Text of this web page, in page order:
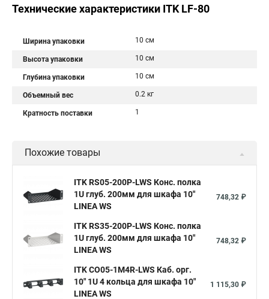
Технические характеристики ITK LF-80
Ширина упаковки 10 см
Высота упаковки 10 см
Глубина упаковки 10 см
Объемный вес 0.2 кг
Кратность поставки 1
Похожие товары
ITK RS05-200P-LWS Конс. полка
1U глуб. 200мм для шкафа 10"
LINEA WS
748,32 ₽
ITK RS35-200P-LWS Конс. полка
1U глуб. 200мм для шкафа 10"
LINEA WS
748,32 ₽
ITK CO05-1M4R-LWS Каб. орг.
10" 1U 4 кольца для шкафа 10"
LINEA WS
1 115,30 ₽